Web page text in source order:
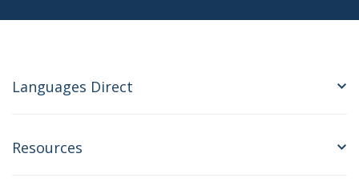
Languages Direct
Resources